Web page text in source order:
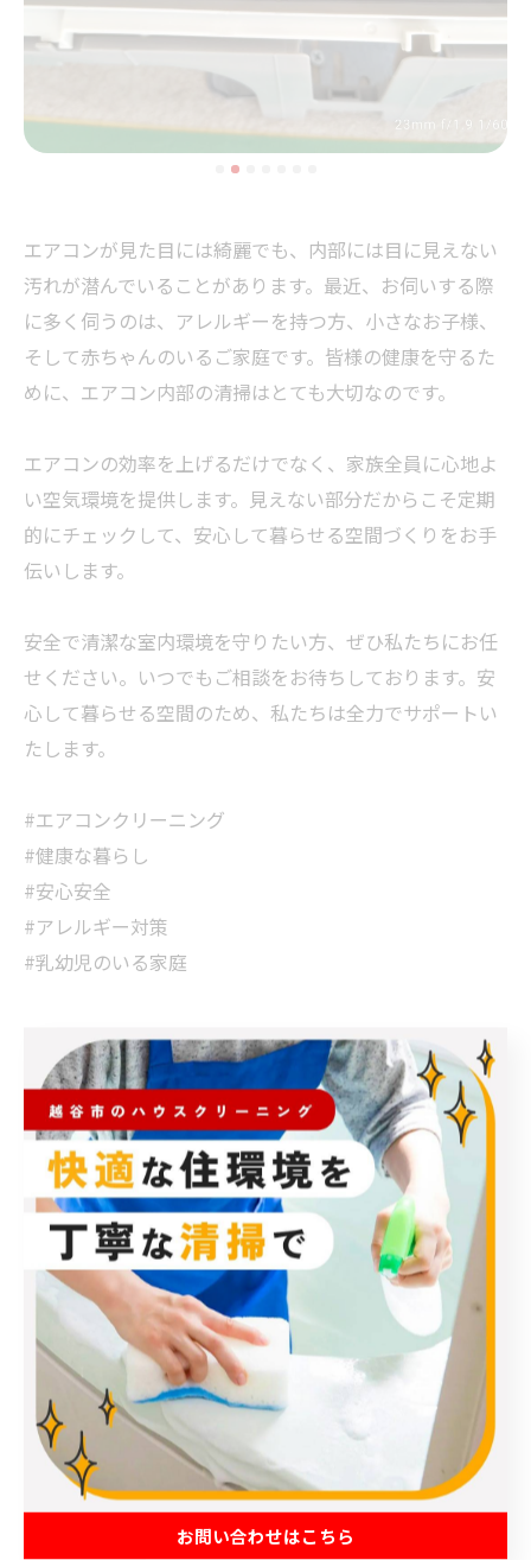
エアコンが見た目には綺麗でも、内部には目に見えない
汚れが潜んでいることがあります。最近、お伺いする際
に多く伺うのは、アレルギーを持つ方、小さなお子様、
そして赤ちゃんのいるご家庭です。皆様の健康を守るた
めに、エアコン内部の清掃はとても大切なのです。
エアコンの効率を上げるだけでなく、家族全員に心地よ
い空気環境を提供します。見えない部分だからこそ定期
的にチェックして、安心して暮らせる空間づくりをお手
伝いします。
安全で清潔な室内環境を守りたい方、ぜひ私たちにお任
せください。いつでもご相談をお待ちしております。安
心して暮らせる空間のため、私たちは全力でサポートい
たします。
#エアコンクリーニング
#健康な暮らし
#安心安全
#アレルギー対策
#乳幼児のいる家庭
< 前のページ 一覧に戻る 次のページ >
カテゴリー Categories
全てのカテゴリー
エアコン
春日部市のハウスクリーニング
草加市のハウスクリーニング
松伏町のハウスクリーニング
吉川市のハウスクリーニング
お問い合わせはこちら